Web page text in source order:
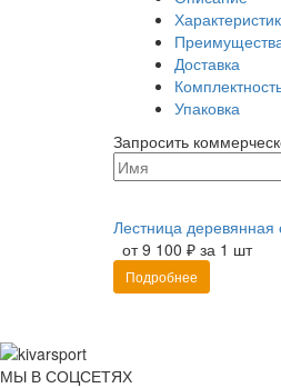
Доставка
Упаковка
Запросить
Лестница деревянная
от 9 100 ₽ за 1 шт
Подробнее
МЫ В СОЦСЕТЯХ